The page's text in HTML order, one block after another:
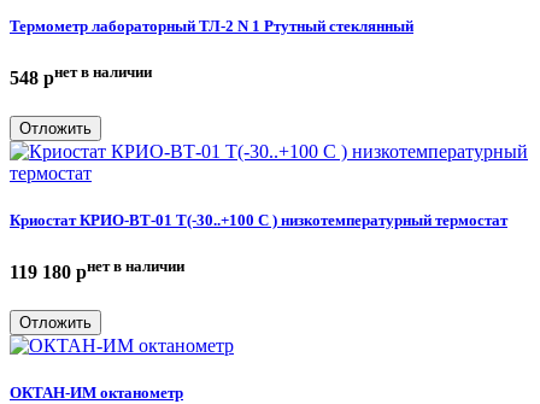
Термометр лабораторный ТЛ-2 N 1 Ртутный стеклянный
548 pнет в наличии
Отложить
Криостат КРИО-ВТ-01 Т(-30..+100 С ) низкотемпературный термостат
119 180 pнет в наличии
Отложить
ОКТАН-ИМ октанометр